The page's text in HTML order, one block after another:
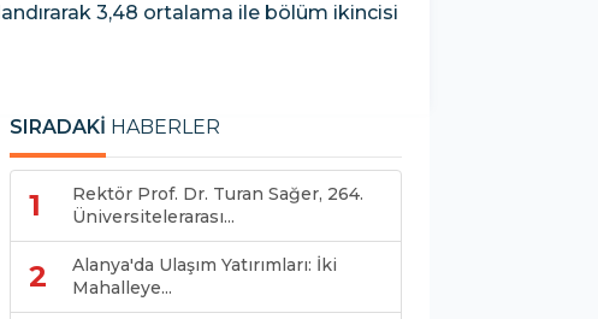
3,48 ortalama ile bölüm ikincisi
SIRADAKİ HABERLER
1
Rektör Prof. Dr. Turan Sağer, 264.
Üniversitelerarası...
2
Alanya'da Ulaşım Yatırımları: İki
Mahalleye...